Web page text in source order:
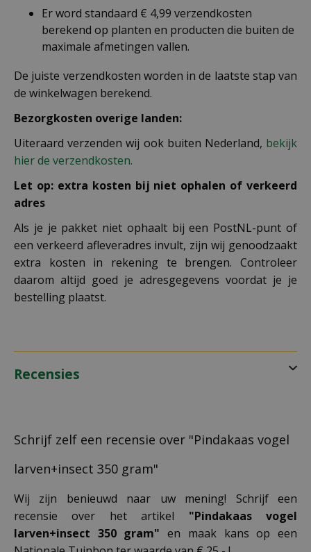
Er word standaard € 4,99 verzendkosten
berekend op planten en producten die buiten de
maximale afmetingen vallen.
De juiste verzendkosten worden in de laatste stap van
de winkelwagen berekend.
Bezorgkosten overige landen:
Uiteraard verzenden wij ook buiten Nederland, bekijk
hier de verzendkosten.
Let op: extra kosten bij niet ophalen of verkeerd
adres
Als je je pakket niet ophaalt bij een PostNL-punt of
een verkeerd afleveradres invult, zijn wij genoodzaakt
extra kosten in rekening te brengen. Controleer
daarom altijd goed je adresgegevens voordat je je
bestelling plaatst.
Recensies
Schrijf zelf een recensie over "Pindakaas vogel
larven+insect 350 gram"
Wij zijn benieuwd naar uw mening! Schrijf een
recensie over het artikel "Pindakaas vogel
larven+insect 350 gram" en maak kans op een